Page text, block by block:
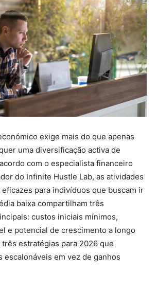
exige mais do que apenas
uma diversificação activa de
com o especialista financeiro
do Infinite Hustle Lab, as atividades
para indivíduos que buscam ir
baixa compartilham três
custos iniciais mínimos,
e potencial de crescimento a longo
estratégias para 2026 que
escalonáveis ​​em vez de ganhos